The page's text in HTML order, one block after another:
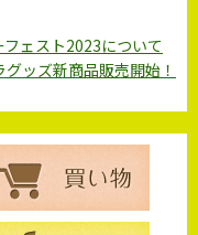
ェスト2023について
グッズ新商品販売開始！